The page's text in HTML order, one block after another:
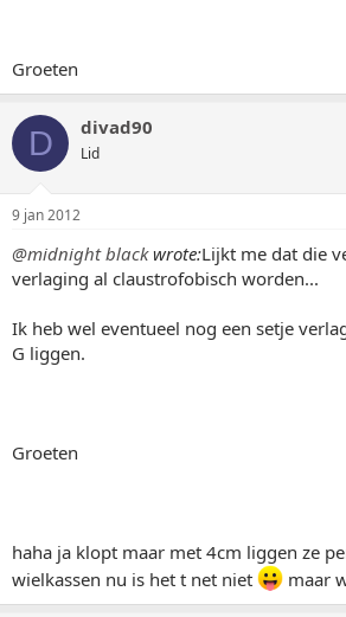
Groeten
D divad90
Lid
9 jan 2012
@midnight blackwrote:Lijkt me dat die
verlaging al claustrofobisch worden...
Ik heb wel eventueel nog een setje
G liggen.
Groeten
haha ja klopt maar met 4cm liggen ze
wielkassen nu is het t net niet
maar